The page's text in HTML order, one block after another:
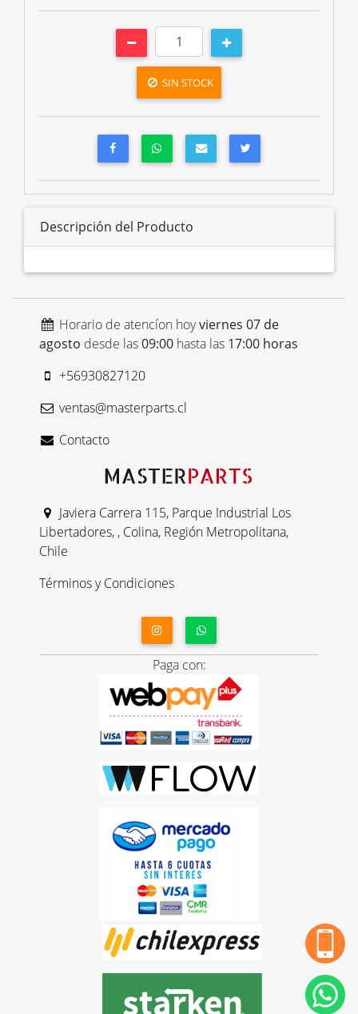
SIN STOCK
Descripción del Producto
Horario de atencíon hoyviernes 07 de
agosto desde las09:00 hasta las 17:00 horas
+56930827120
ventas@masterparts.cl
Contacto
Javiera Carrera 115, Parque Industrial Los
Libertadores, , Colina, Región Metropolitana,
Chile
Términos y Condiciones
Paga con: